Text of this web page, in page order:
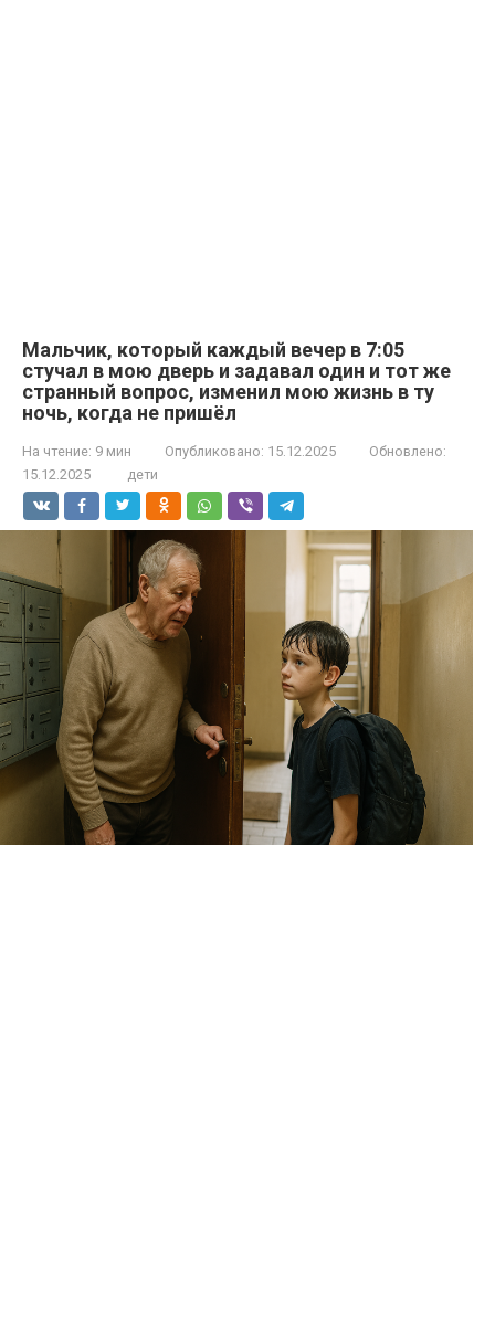
Мальчик, который каждый вечер в 7:05
стучал в мою дверь и задавал один и тот же
странный вопрос, изменил мою жизнь в ту
ночь, когда не пришёл
На чтение: 9 мин Опубликовано: 15.12.2025
Обновлено:
15.12.2025
дети